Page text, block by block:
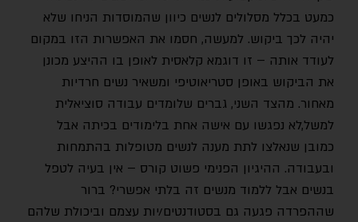
כמעט בכלל מסלולים לנשים כיוון שהמוסדות הניחו שלא
יהיה לכך ביקוש. למעשה, חסמו את האפשרות הזו במקום
לעודד אותה – זו דוגמא קלאסית לאופן בו ההיצע מכונן
את הביקוש באופן סטריאוטיפי ומשאיר נשים חרדיות
מאחור. מהצד השני, גברים שלומדים עבודה סוציאלית
למשל,לא נפגשו עם אישה אחת בלימודים בכיתה אבל
כמובן שנאלצו לתת מענה לנשים מטופלות בהתמחות
ובעבודה. ההיגיון הפנימי פשוט קורס – אין בעיה לטפל
בנשים אבל ללמוד מנשים זה בלתי אפשרי? ברור
שההפרדה פגעה גם בסטודנטים/יות עצמם וביכולת שלהם